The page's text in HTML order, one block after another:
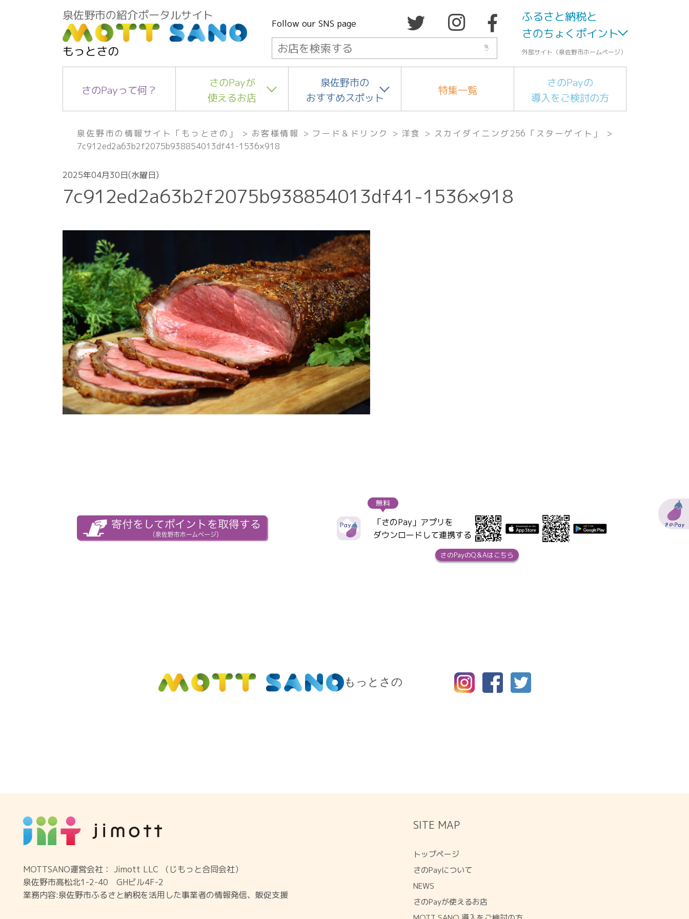
泉佐野市の紹介ポータルサイト
もっとさの
Follow our SNS page
ふるさと納税と
さのちょくポイント
外部サイト（泉佐野市ホームページ）
さのPayって何？
さのPayが
使えるお店
泉佐野市の
おすすめスポット
特集一覧
さのPayの
導入をご検討の方
泉佐野市の情報サイト「もっとさの」 > お客様情報 > フード＆ドリンク > 洋食 > スカイダイニング256「スターゲイト」
>
7c912ed2a63b2f2075b938854013df41-1536×918
2025年04月30日(水曜日)
7c912ed2a63b2f2075b938854013df41-1536×918
「さのPay」アプリを
ダウンロードして連携する
無料
さのPayのQ＆Aはこちら
もっとさの
MOTTSANO運営会社： Jimott LLC （じもっと合同会社）
泉佐野市高松北1-2-40 GHビル4F-2
業務内容:泉佐野市ふるさと納税を活用した事業者の情報発信、販促支援
SITE MAP
トップページ
さのPayについて
NEWS
さのPayが使えるお店